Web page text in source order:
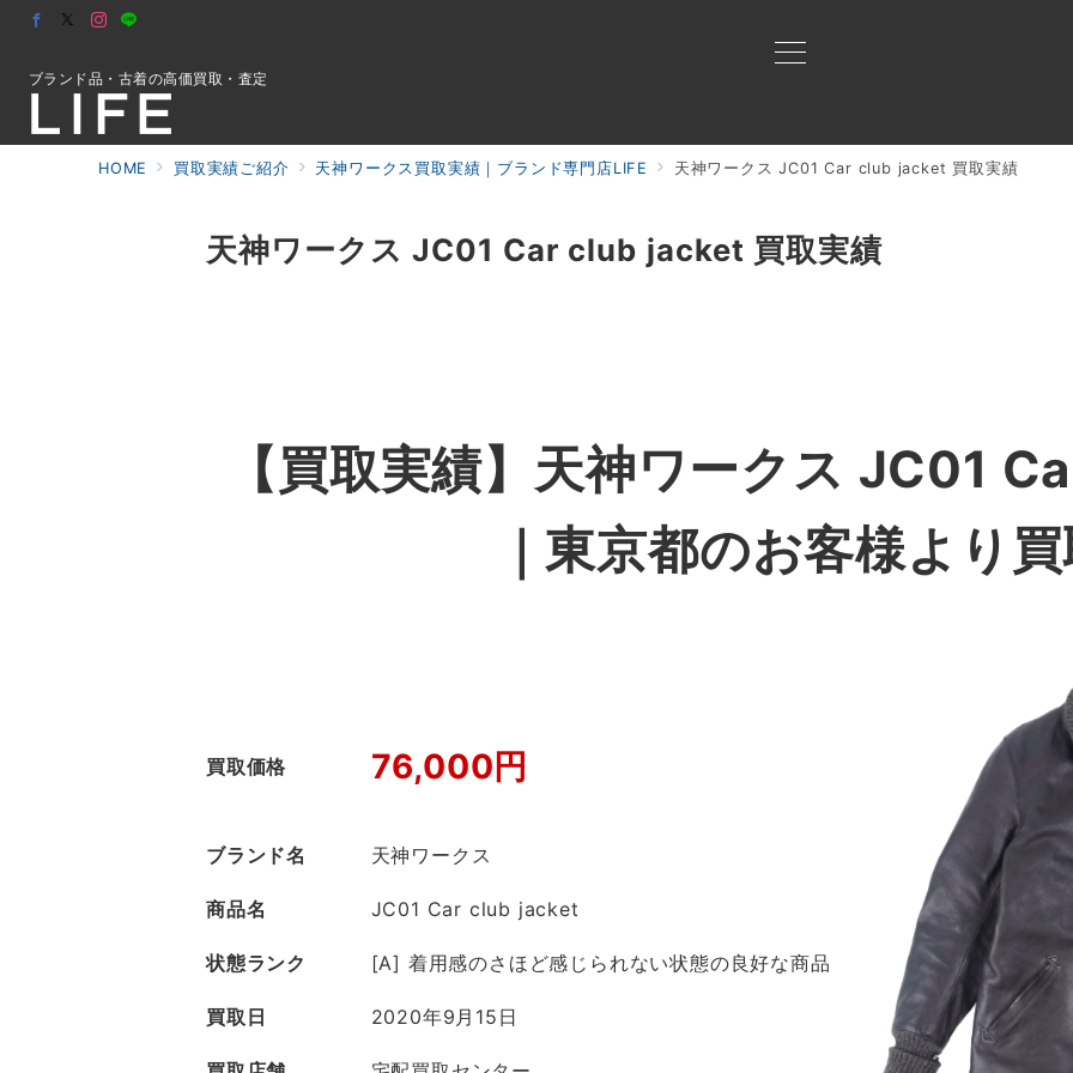
ブランド品・古着の高価買取・査定
HOME 買取実績ご紹介 天神ワークス買取実績｜ブランド専門店LIFE 天神ワークス JC01 Car club jacket 買取実績
天神ワークス JC01 Car club jacket 買取実績
【買取実績】天神ワークス JC01
｜東京都のお客様より
買取価格 76,000円
ブランド名 天神ワークス
商品名 JC01 Car club jacket
状態ランク [A] 着用感のさほど感じられない状態の良好な商品
買取日 2020年9月15日